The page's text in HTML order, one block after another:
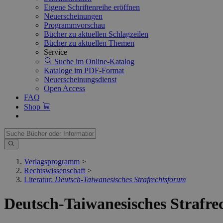
Eigene Schriftenreihe eröffnen
Neuerscheinungen
Programmvorschau
Bücher zu aktuellen Schlagzeilen
Bücher zu aktuellen Themen
Service
Suche im Online-Katalog
Kataloge im PDF-Format
Neuerscheinungsdienst
Open Access
FAQ
Shop
Verlagsprogramm >
Rechtswissenschaft >
Literatur: Deutsch-Taiwanesisches Strafrechtsforum
Deutsch-Taiwanesisches